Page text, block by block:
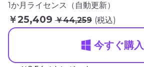
1か月ライセンス（自動更新）
￥25,409 ￥44,259 (税込)
今すぐ購入